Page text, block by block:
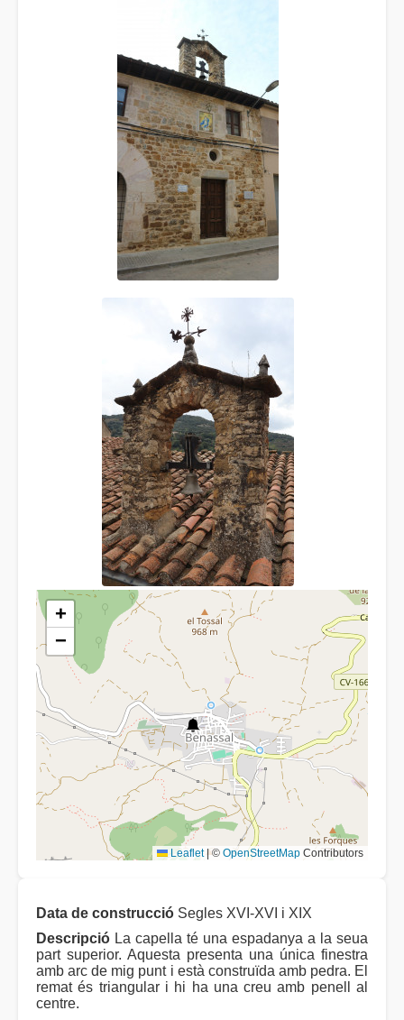
+
−
Leaflet |© OpenStreetMap Contributors
Data de construcció Segles XVI-XVI i XIX
Descripció La capella té una espadanya a la seua
part superior. Aquesta presenta una única finestra
amb arc de mig punt i està construïda amb pedra. El
remat és triangular i hi ha una creu amb penell al
centre.